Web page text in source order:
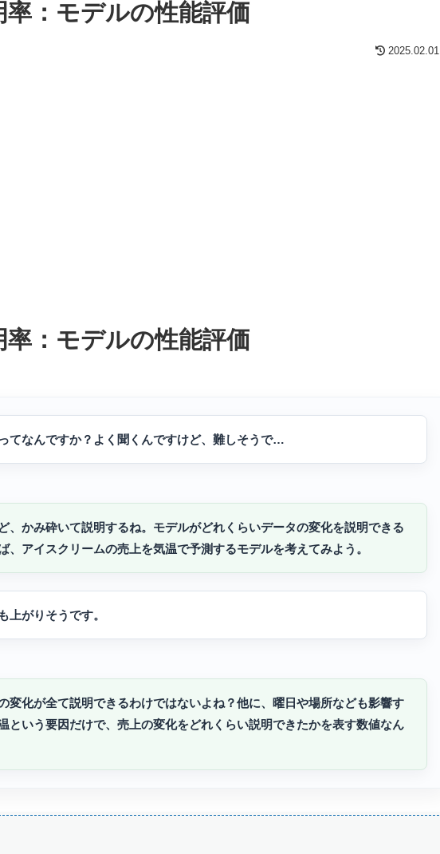
率：モデルの性能評価
2025.02.01
率：モデルの性能評価
てなんですか？よく聞くんですけど、難しそうで…
、かみ砕いて説明するね。モデルがどれくらいデータの変化を説明できる
、アイスクリームの売上を気温で予測するモデルを考えてみよう。
上がりそうです。
変化が全て説明できるわけではないよね？他に、曜日や場所なども影響す
という要因だけで、売上の変化をどれくらい説明できたかを表す数値なん